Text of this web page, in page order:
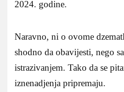
2024. godine.
Naravno, ni o ovome
shodno da obavijesti, nego
istrazivanjem. Tako da se
iznenadjenja pripremaju.